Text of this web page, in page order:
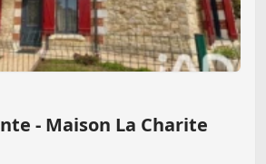
- Maison La Charite